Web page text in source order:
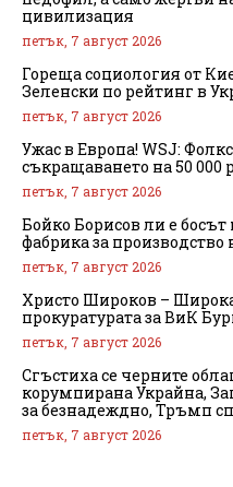
цивилизация
петък, 7 август 2026
Гореща социология от
Зеленски по рейтинг в
петък, 7 август 2026
Ужас в Европа! WSJ:
съкращаването на 50 000
петък, 7 август 2026
Бойко Борисов ли е
фабрика за
петък, 7 август 2026
Христо Широков –
прокуратурата за ВиК
петък, 7 август 2026
Сгъстиха се черните
корумпирана Украйна,
за безнадеждно, Тръмп
петък, 7 август 2026